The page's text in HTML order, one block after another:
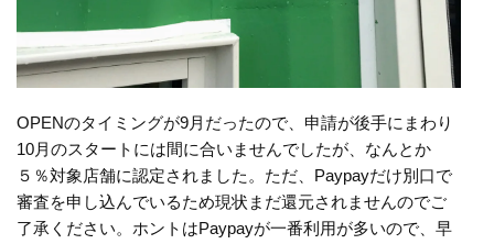
OPENのタイミングが9月だったので、申請が後手にまわり
10月のスタートには間に合いませんでしたが、なんとか
５％対象店舗に認定されました。ただ、Paypayだけ別口で
審査を申し込んでいるため現状まだ還元されませんのでご
了承ください。ホントはPaypayが一番利用が多いので、早